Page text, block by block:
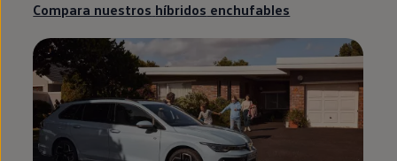
Compara nuestros híbridos enchufables